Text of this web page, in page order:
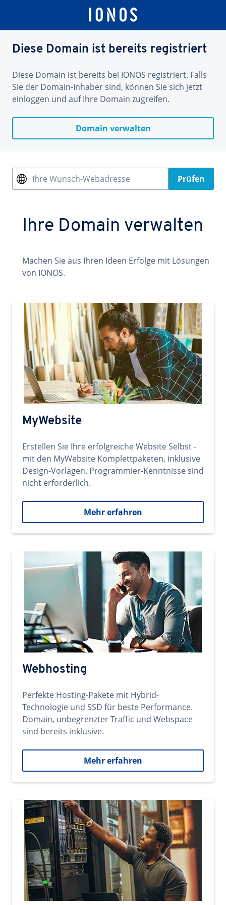
Diese Domain ist bereits registriert
Diese Domain ist bereits bei IONOS registriert. Falls
Sie der Domain-Inhaber sind, können Sie sich jetzt
einloggen und auf Ihre Domain zugreifen.
Domain verwalten
Ihre Wunsch-Webadresse Prüfen
Ihre Domain verwalten
Machen Sie aus Ihren Ideen Erfolge mit Lösungen
von IONOS.
MyWebsite
Erstellen Sie Ihre erfolgreiche Website Selbst -
mit den MyWebsite Komplettpaketen, inklusive
Design-Vorlagen. Programmier-Kenntnisse sind
nicht erforderlich.
Mehr erfahren
Webhosting
Perfekte Hosting-Pakete mit Hybrid-
Technologie und SSD für beste Performance.
Domain, unbegrenzter Traffic und Webspace
sind bereits inklusive.
Mehr erfahren